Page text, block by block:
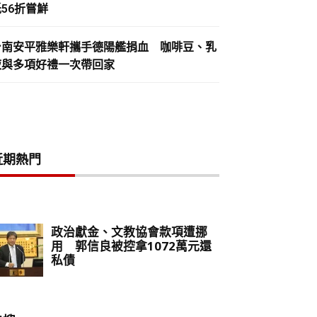
折嘗鮮
安平雅樂軒攜手德陽艦捐血 咖啡豆、乳
多項好禮一次帶回家
熱門